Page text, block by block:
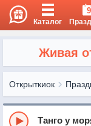
Каталог
9
Живая
Открыткиок
Танго у